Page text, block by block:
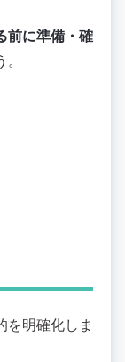
前に準備・確
を明確化しま